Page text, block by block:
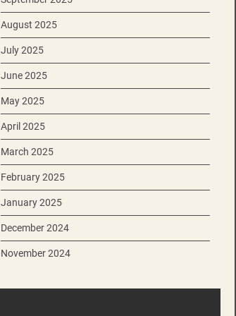
August 2025
July 2025
June 2025
May 2025
April 2025
March 2025
February 2025
January 2025
December 2024
November 2024